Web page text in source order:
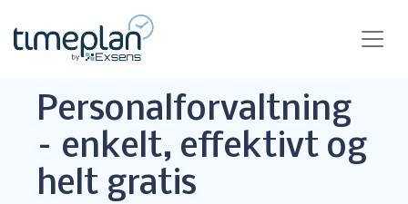
Personalforvaltning
– enkelt, effektivt og
helt gratis